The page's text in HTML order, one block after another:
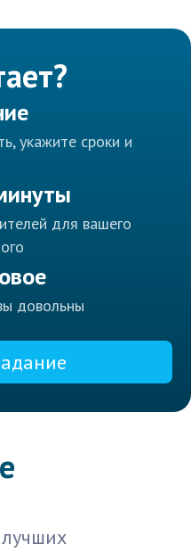
укажите сроки и
для вашего
довольны